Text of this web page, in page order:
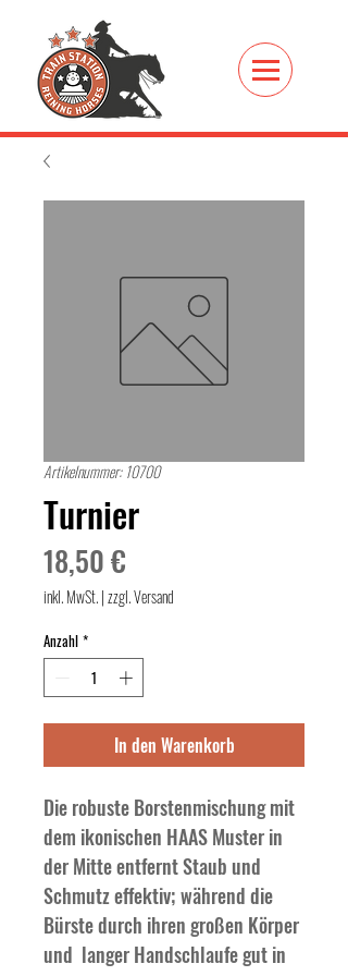
Artikelnummer: 10700
Turnier
18,50 €
inkl. MwSt.|zzgl. Versand
Anzahl *
In den Warenkorb
Die robuste Borstenmischung mit
dem ikonischen HAAS Muster in
der Mitte entfernt Staub und
Schmutz effektiv; während die
Bürste durch ihren großen Körper
und  langer Handschlaufe gut in